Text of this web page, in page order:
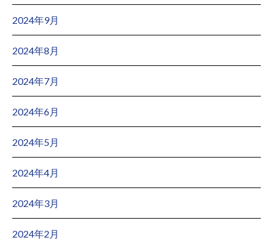
2024年9月
2024年8月
2024年7月
2024年6月
2024年5月
2024年4月
2024年3月
2024年2月